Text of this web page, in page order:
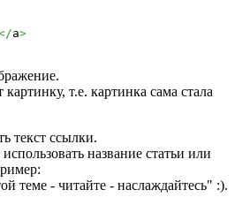
a>
т.е. картинка сама стала
текст ссылки.
название статьи или
теме - читайте - наслаждайтесь" :).